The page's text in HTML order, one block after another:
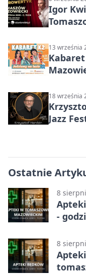
Igor
13 września
18 września
Jazz
Ostatnie
8
-
8